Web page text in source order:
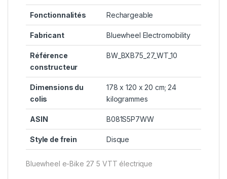
Fonctionnalités ‎Rechargeable
Fabricant ‎Bluewheel Electromobility
Référence
constructeur
‎‎BW_BXB75_27_WT_10
Dimensions du
colis
‎178 x 120 x 20 cm; 24
kilogrammes
ASIN ‎B081S5P7WW
Style de frein ‎Disque
Bluewheel e-Bike 27 5 VTT électrique